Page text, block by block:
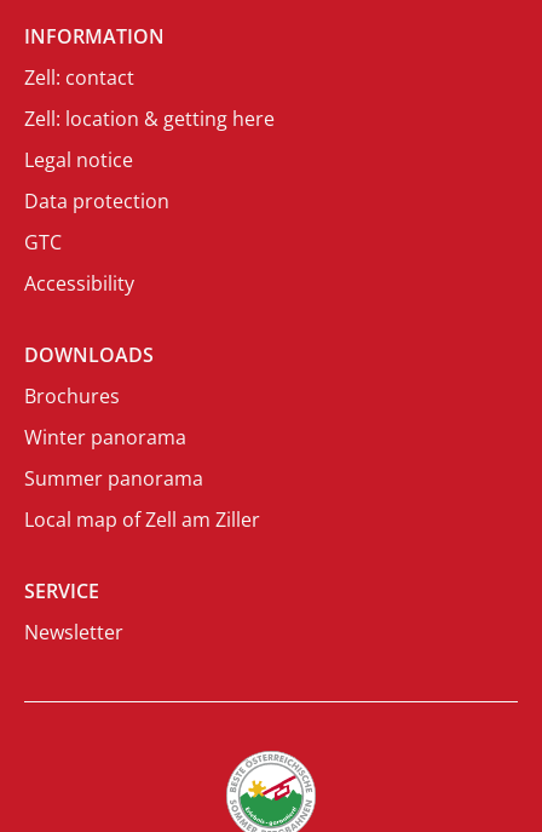
INFORMATION
Zell: contact
Zell: location & getting here
Legal notice
Data protection
GTC
Accessibility
DOWNLOADS
Brochures
Winter panorama
Summer panorama
Local map of Zell am Ziller
SERVICE
Newsletter